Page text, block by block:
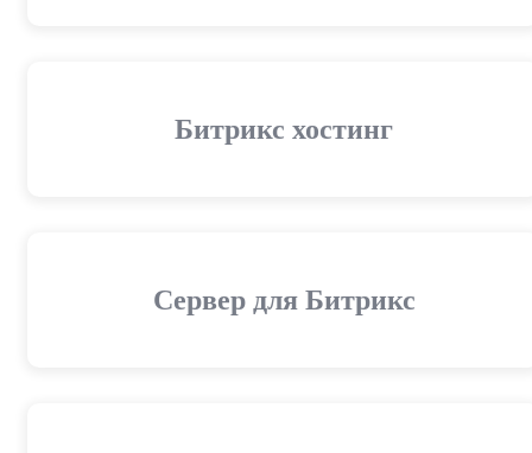
Битрикс хостинг
Сервер для Битрикс